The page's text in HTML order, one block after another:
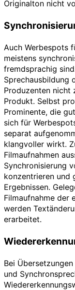
Originalton nicht
Auch Werbespots
meistens
fremdsprachig
Sprechausbildung
Produzenten nicht
Produkt. Selbst
Prominente, die
sich für
separat
klangvoller wirkt.
Filmaufnahmen
Synchronisierung
konzentrieren und
Ergebnissen.
Filmaufnahme der
werden
erarbeitet.
Bei
und